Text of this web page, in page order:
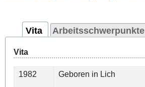
Vita Arbeitsschwerpunkte
Vita
1982 Geboren in Lich